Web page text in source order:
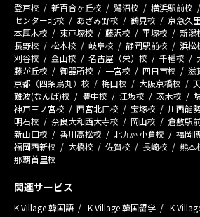
登戸校
新百合ヶ丘校 鷺沼校 横浜駅前校
センター北校
あざみ野校 鶴見校 京急久
本厚木校
東戸塚校 藤沢校 平塚校 新潟
長野校
松本校 岐阜校 静岡駅前校 浜松
刈谷校
金山校 名古屋（栄）校 千種校
藤が丘校
御器所校 一宮校 四日市校
滋
京都（四条烏丸）校
梅田校 大阪京橋校
難波(なんば)校
豊中校 江坂校 茨木校
神戸三ノ宮校
西宮北口校 宝塚校 川西能
明石校
奈良大和西大寺校 岡山校 倉敷駅
新山口校
香川高松校 北九州小倉校
福岡
福岡西新校
大橋校 佐賀校 長崎校 熊本
那覇首里校
関連サービス
K Village 韓国語 K Village 韓国留学
K